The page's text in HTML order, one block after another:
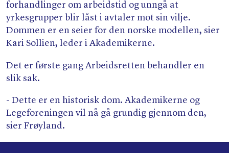
forhandlinger om arbeidstid og unngå at
yrkesgrupper blir låst i avtaler mot sin vilje.
Dommen er en seier for den norske modellen, sier
Kari Sollien, leder i Akademikerne.
Det er første gang Arbeidsretten behandler en
slik sak.
- Dette er en historisk dom. Akademikerne og
Legeforeningen vil nå gå grundig gjennom den,
sier Frøyland.